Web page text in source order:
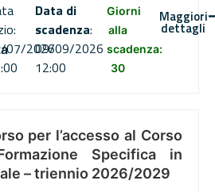
07/2026
Data di
scadenza:
09/09/2026
12:00
Giorni
alla
scadenza:
30
Maggiori
dettagli
per l’accesso al Corso
Specifica in
– triennio 2026/2029